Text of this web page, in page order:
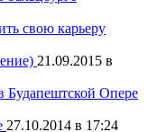
свою карьеру
21.09.2015 в
Будапештской Опере
27.10.2014 в 17:24